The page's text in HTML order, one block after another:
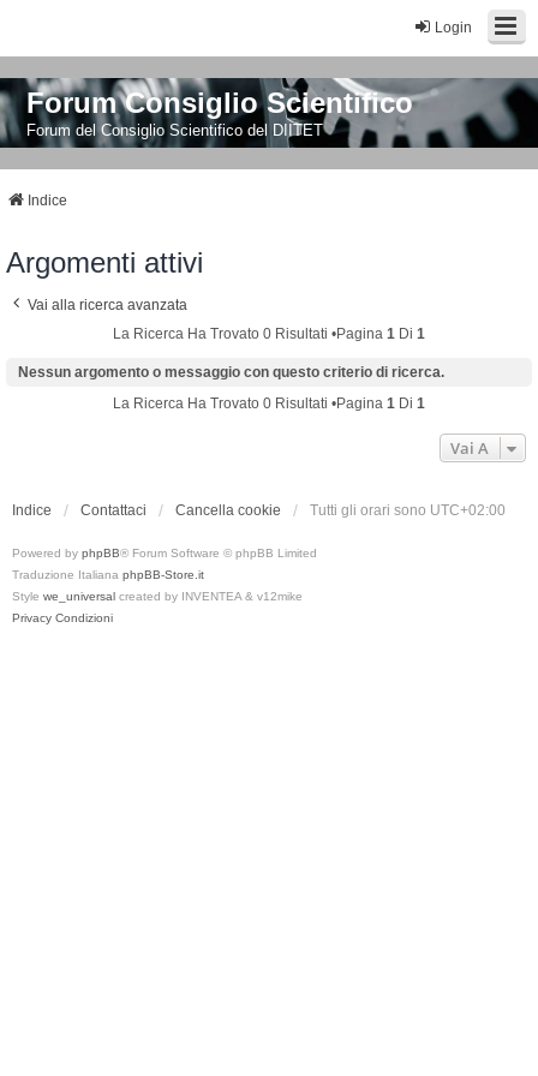
Login
Forum Consiglio Scientifico
Forum del Consiglio Scientifico del DIITET
Indice
Argomenti attivi
Vai alla ricerca avanzata
La Ricerca Ha Trovato 0 Risultati •Pagina 1 Di 1
Nessun argomento o messaggio con questo criterio di ricerca.
La Ricerca Ha Trovato 0 Risultati •Pagina 1 Di 1
Vai A
Indice Contattaci Cancella cookie Tutti gli orari sono UTC+02:00
Powered by phpBB® Forum Software © phpBB Limited
Traduzione Italiana phpBB-Store.it
Style we_universal created by INVENTEA & v12mike
Privacy Condizioni